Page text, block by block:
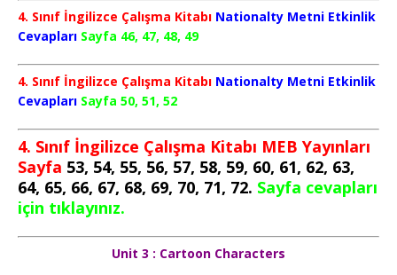
4. Sınıf İngilizce Çalışma Kitabı Nationalty Metni Etkinlik
Cevapları Sayfa 46, 47, 48, 49
4. Sınıf İngilizce Çalışma Kitabı Nationalty Metni Etkinlik
Cevapları Sayfa 50, 51, 52
4. Sınıf İngilizce Çalışma Kitabı MEB Yayınları
Sayfa 53, 54, 55, 56, 57, 58, 59, 60, 61, 62, 63,
64, 65, 66, 67, 68, 69, 70, 71, 72. Sayfa cevapları
için tıklayınız.
Unit 3 : Cartoon Characters